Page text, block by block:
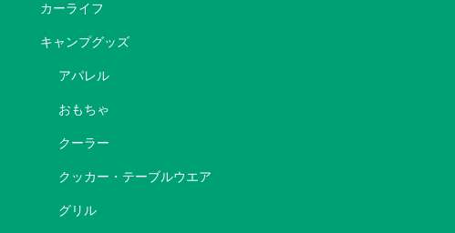
カーライフ
キャンプグッズ
アパレル
おもちゃ
クーラー
クッカー・テーブルウエア
グリル